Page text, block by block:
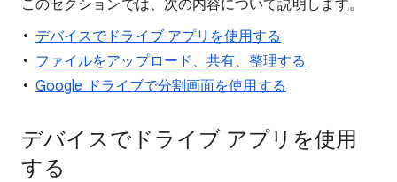
このセクションでは、次の内容について説明します。
デバイスでドライブ アプリを使用する
ファイルをアップロード、共有、整理する
Google ドライブで分割画面を使用する
デバイスでドライブ アプリを使用
する